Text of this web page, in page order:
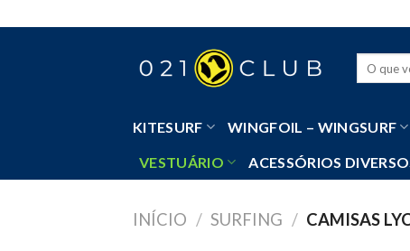
to
KITESURF WINGFOIL – WINGSURF
VESTUÁRIO ACESSÓRIOS
INÍCIO / SURFING / CAMISAS